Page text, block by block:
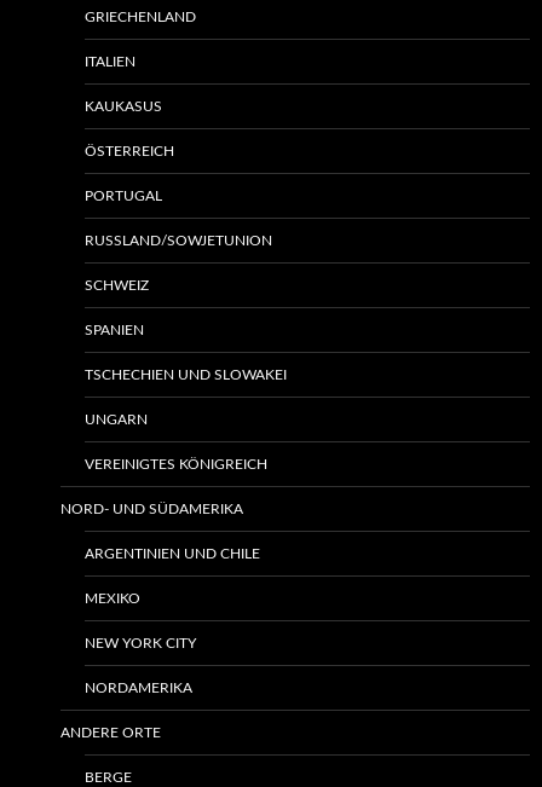
GRIECHENLAND
ITALIEN
KAUKASUS
ÖSTERREICH
PORTUGAL
RUSSLAND/SOWJETUNION
SCHWEIZ
SPANIEN
TSCHECHIEN UND SLOWAKEI
UNGARN
VEREINIGTES KÖNIGREICH
NORD- UND SÜDAMERIKA
ARGENTINIEN UND CHILE
MEXIKO
NEW YORK CITY
NORDAMERIKA
ANDERE ORTE
BERGE